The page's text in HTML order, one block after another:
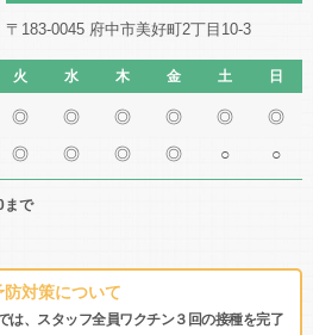
〒183-0045 府中市美好町2丁目10-3
火 水 木 金 土 日
◎ ◎ ◎ ◎ ◎
◎
◎ ◎ ◎ ◎ ○ ○
まで
対策について
は、スタッフ全員ワクチン３回の接種を完了